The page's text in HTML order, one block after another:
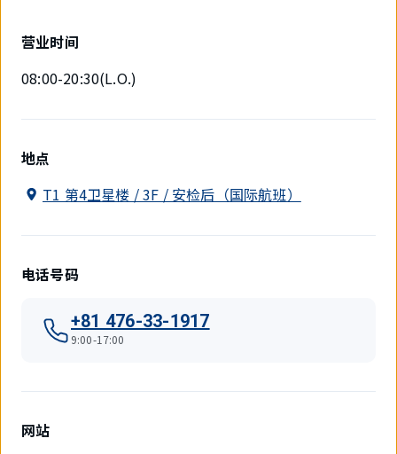
件。
营业时间
08:00-20:30(L.O.)
地点
T1 第4卫星楼 / 3F / 安检后（国际航班）
电话号码
+81 476-33-1917
9:00-17:00
网站